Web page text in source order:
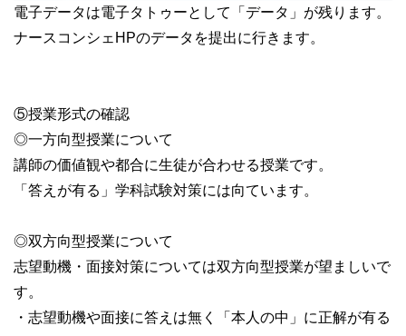
電子データは電子タトゥーとして「データ」が残ります。
ナースコンシェHPのデータを提出に行きます。
⑤授業形式の確認
◎一方向型授業について
講師の価値観や都合に生徒が合わせる授業です。
「答えが有る」学科試験対策には向ています。
◎双方向型授業について
志望動機・面接対策については双方向型授業が望ましいで
す。
・志望動機や面接に答えは無く「本人の中」に正解が有る